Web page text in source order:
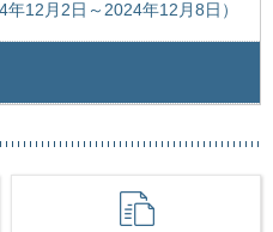
12月2日～2024年12月8日）